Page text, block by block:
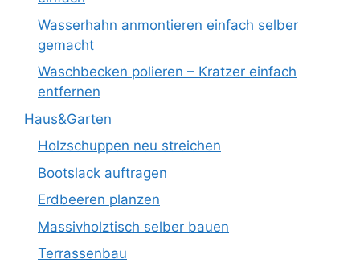
Wasserhahn anmontieren einfach selber
gemacht
Waschbecken polieren – Kratzer einfach
entfernen
Haus&Garten
Holzschuppen neu streichen
Bootslack auftragen
Erdbeeren planzen
Massivholztisch selber bauen
Terrassenbau